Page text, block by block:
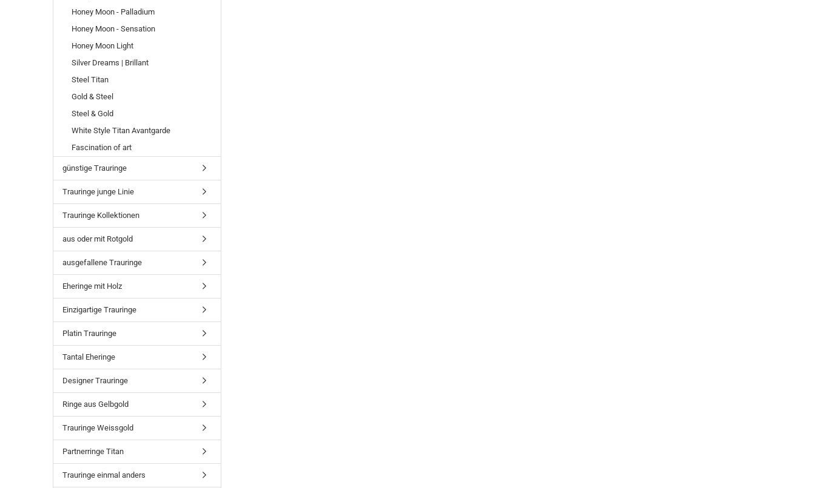
Honey Moon - Palladium
Honey Moon - Sensation
Honey Moon Light
Silver Dreams | Brillant
Steel Titan
Gold & Steel
Steel & Gold
White Style Titan Avantgarde
Fascination of art
günstige Trauringe
Trauringe junge Linie
Trauringe Kollektionen
aus oder mit Rotgold
ausgefallene Trauringe
Eheringe mit Holz
Einzigartige Trauringe
Platin Trauringe
Tantal Eheringe
Designer Trauringe
Ringe aus Gelbgold
Trauringe Weissgold
Partnerringe Titan
Trauringe einmal anders